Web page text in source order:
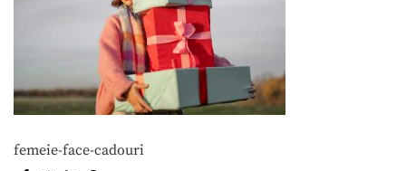
femeie-face-cadouri